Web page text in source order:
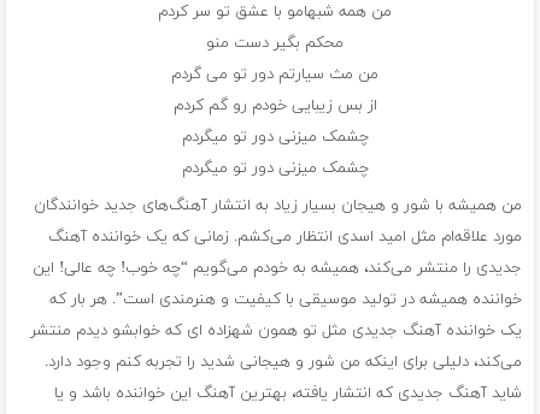
من همه شبهامو با عشق تو سر کردم
محکم بگیر دست منو
من مث سیارتم دور تو می گردم
از بس زیبایی خودم رو گم کردم
چشمک میزنی دور تو میگردم
چشمک میزنی دور تو میگردم
من همیشه با شور و هیجان بسیار زیاد به انتشار آهنگ‌های جدید خوانندگان
مورد علاقه‌ام مثل امید اسدی انتظار می‌کشم. زمانی که یک خواننده آهنگ
جدیدی را منتشر می‌کند، همیشه به خودم می‌گویم “چه خوب! چه عالی! این
خواننده همیشه در تولید موسیقی با کیفیت و هنرمندی است”. هر بار که
یک خواننده آهنگ جدیدی مثل تو همون شهزاده ای که خوابشو دیدم منتشر
می‌کند، دلیلی برای اینکه من شور و هیجانی شدید را تجربه کنم وجود دارد.
شاید آهنگ جدیدی که انتشار یافته، بهترین آهنگ این خواننده باشد و یا